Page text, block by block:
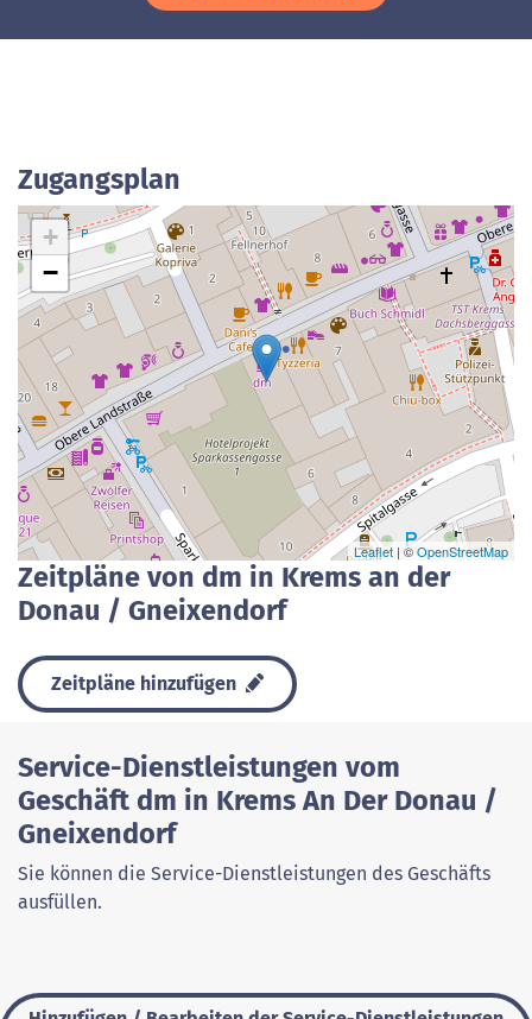
Zugangsplan
+
−
Leaflet | ©OpenStreetMap
Zeitpläne von dm in Krems an der
Donau / Gneixendorf
Zeitpläne hinzufügen
Service-Dienstleistungen vom
Geschäft dm in Krems An Der Donau /
Gneixendorf
Sie können die Service-Dienstleistungen des Geschäfts
ausfüllen.